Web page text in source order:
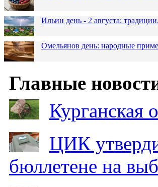
Ильин день - 2 августа:
Омельянов день: народные
Главные
Курганская
ЦИК
бюллетене на